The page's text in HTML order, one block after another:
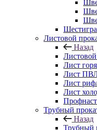
Листовой
Назад
Лист
Лист
Лист
Лист
Трубный
Назад
Трубный